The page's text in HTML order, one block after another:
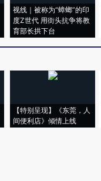
视线｜被称为“蟑螂”的印
度Z世代 用街头抗争将教
育部长拱下台
【特别呈现】《东莞，人
间便利店》倾情上线